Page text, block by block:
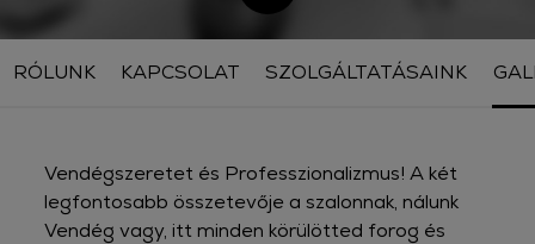
RÓLUNK KAPCSOLAT SZOLGÁLTATÁSAINK
Vendégszeretet és Professzionalizmus! A két
legfontosabb összetevője a szalonnak, nálunk
Vendég vagy, itt minden körülötted forog és